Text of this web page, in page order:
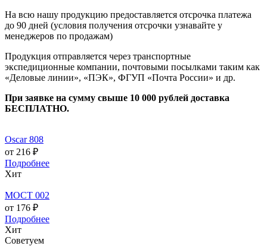
На всю нашу продукцию предоставляется отсрочка платежа
до 90 дней (условия получения отсрочки узнавайте у
менеджеров по продажам)
Продукция отправляется через транспортные
экспедиционные компании, почтовыми посылками таким как
«Деловые линии», «ПЭК», ФГУП «Почта России» и др.
При заявке на сумму свыше 10 000 рублей доставка
БЕСПЛАТНО.
Oscar 808
от 216 ₽
Подробнее
Хит
МОСТ 002
от 176 ₽
Подробнее
Хит
Советуем